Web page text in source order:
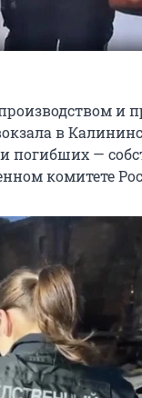
и
в
погибших —
комитете